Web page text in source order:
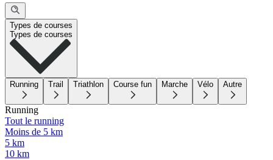
Types de courses
Types de courses
Running Trail Triathlon Course fun Marche Vélo Autre
Running
Tout le running
Moins de 5 km
5 km
10 km